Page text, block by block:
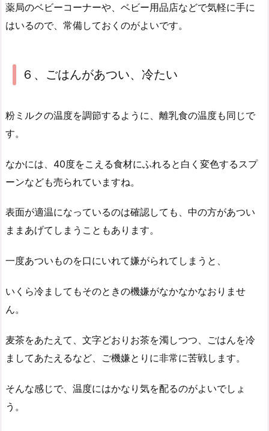
薬局のベビーコーナーや、ベビー用品店などで気軽に手に
はいるので、常備しておくのがよいです。
６、ごはんがあつい、冷たい
粉ミルクの温度を調節するように、離乳食の温度も同じで
す。
なかには、40度をこえる食材にふれると白く変色するスプ
ーンなども売られていますね。
表面が適温になっているのは確認しても、中の方があつい
ままあげてしまうこともあります。
一度あついものを口にいれて嫌がられてしまうと、
いくら冷ましてもそのときの機嫌がなかなかなおりませ
ん。
麦茶をあたえて、文字どおりお茶を濁しつつ、ごはんを冷
ましてあたえるなど、ご機嫌とりに非常に苦戦します。
そんな感じで、温度にはかなり気を配るのがよいでしょ
う。